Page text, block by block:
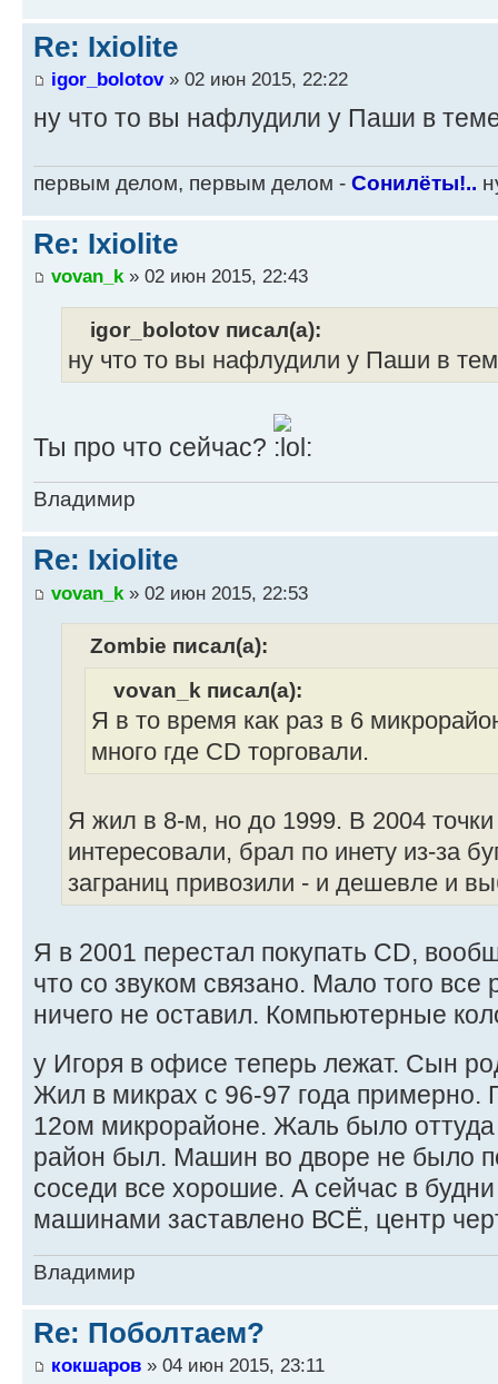
Re: Ixiolite
igor_bolotov» 02 июн 2015, 22:22
ну что то вы нафлудили у Паши в
первым делом, первым делом - Сонилёты!..
Re: Ixiolite
vovan_k» 02 июн 2015, 22:43
igor_bolotov писал(а):
ну что то вы нафлудили у Паши в
Ты про что сейчас?
Владимир
Re: Ixiolite
vovan_k » 02 июн 2015, 22:53
Zombie писал(а):
vovan_k писал(а):
Я в то время как раз в 6
много где CD торговали.
Я жил в 8-м, но до 1999. В 2004
интересовали, брал по инету из-за
заграниц привозили - и дешевле и
Я в 2001 перестал покупать CD,
что со звуком связано. Мало того все
ничего не оставил. Компьютерные
у Игоря в офисе теперь лежат. Сын
Жил в микрах с 96-97 года примерно.
12ом микрорайоне. Жаль было оттуда
район был. Машин во дворе не было
соседи все хорошие. А сейчас в
машинами заставлено ВСЁ, центр
Владимир
Re: Поболтаем?
кокшаров » 04 июн 2015, 23:11